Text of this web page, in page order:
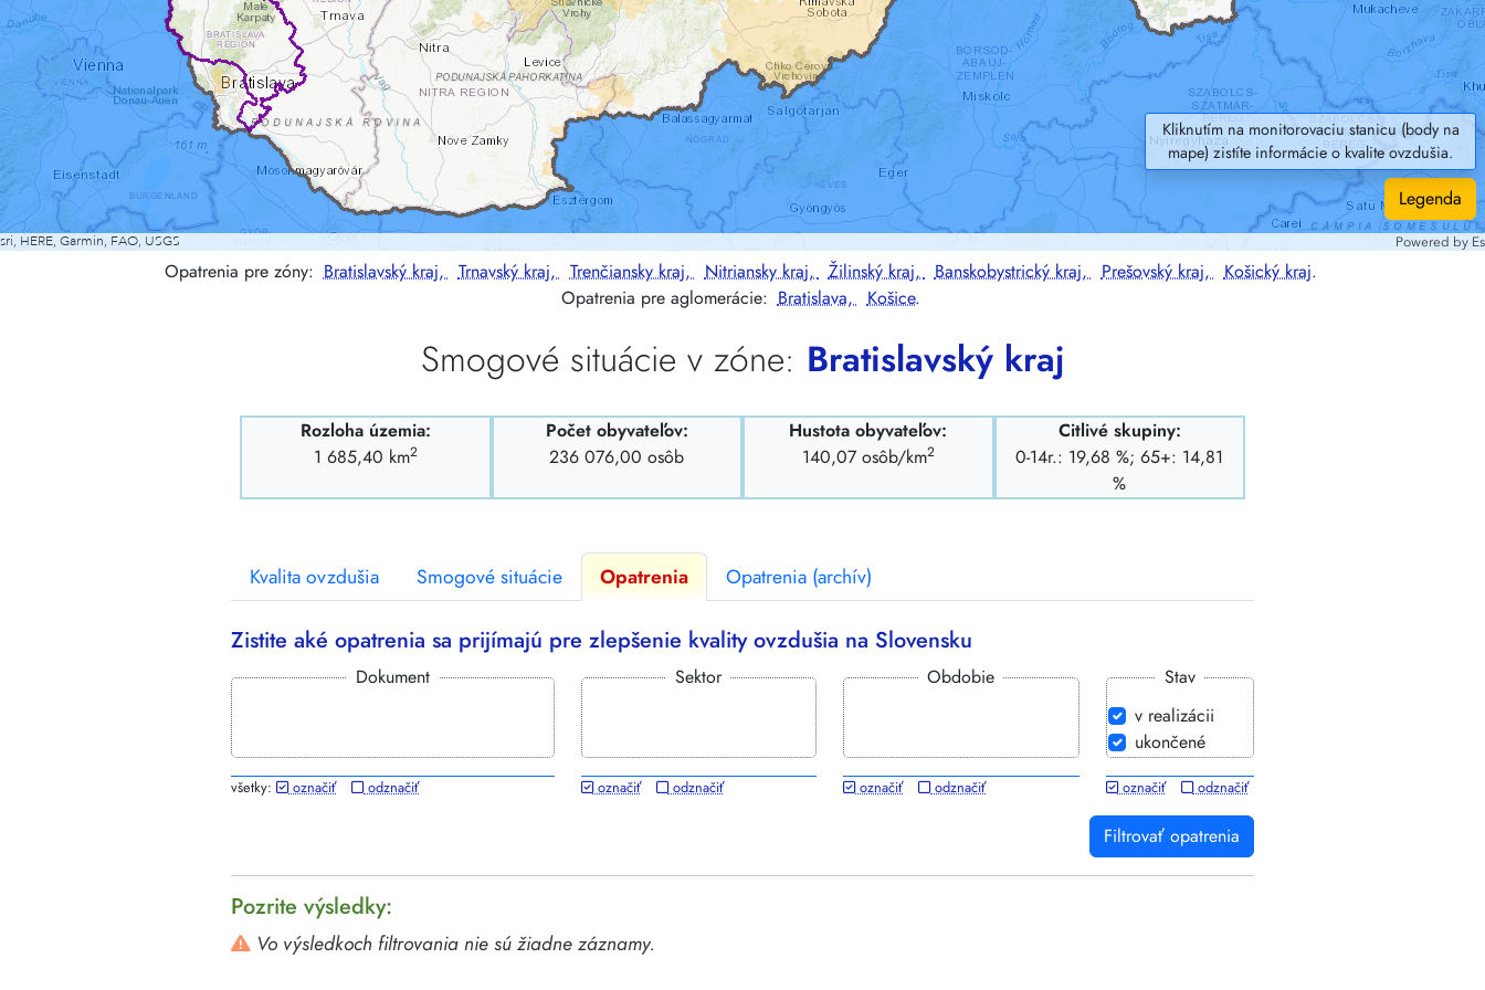
Legenda
Kliknutím na monitorovaciu stanicu (body na
mape) zistíte informácie o kvalite ovzdušia.
Opatrenia pre zóny: Bratislavský kraj, Trnavský kraj, Trenčiansky kraj, Nitriansky kraj, Žilinský kraj, Banskobystrický kraj, Prešovský kraj, Košický kraj.
Opatrenia pre aglomerácie: Bratislava, Košice.
Smogové situácie v zóne: Bratislavský kraj
Rozloha územia:
1 685,40 km2
Počet obyvateľov:
236 076,00 osôb
Hustota obyvateľov:
140,07 osôb/km2
Citlivé skupiny:
0-14r.: 19,68 %; 65+: 14,81
%
Kvalita ovzdušia Smogové situácie Opatrenia Opatrenia (archív)
Zistite aké opatrenia sa prijímajú pre zlepšenie kvality ovzdušia na Slovensku
Dokument Sektor Obdobie
Stav
v realizácii
ukončené
všetky: označiť odznačiť označiť odznačiť označiť odznačiť označiť odznačiť
Filtrovať opatrenia
Pozrite výsledky:
Vo výsledkoch filtrovania nie sú žiadne záznamy.